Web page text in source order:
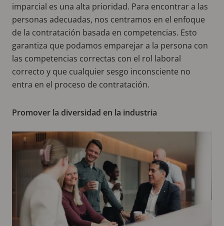
imparcial es una alta prioridad. Para encontrar a las
personas adecuadas, nos centramos en el enfoque
de la contratación basada en competencias. Esto
garantiza que podamos emparejar a la persona con
las competencias correctas con el rol laboral
correcto y que cualquier sesgo inconsciente no
entra en el proceso de contratación.
Promover la diversidad en la industria